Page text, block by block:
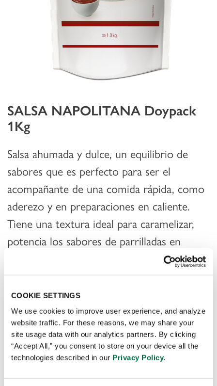
COOKIE SETTINGS
We use cookies to improve user experience, and analyze
website traffic. For these reasons, we may share your
site usage data with our analytics partners. By clicking
“Accept All,” you consent to store on your device all the
technologies described in our Privacy Policy.
SALSA NAPOLITANA Doypack
1Kg
Salsa ahumada y dulce, un equilibrio de
sabores que es perfecto para ser el
acompañante de una comida rápida, como
aderezo y en preparaciones en caliente.
Tiene una textura ideal para caramelizar,
potencia los sabores de parrilladas en
cortes de res, cerdo, aves, mariscos y
vegetales.
ME INTERESA ESTE PRODUCTO